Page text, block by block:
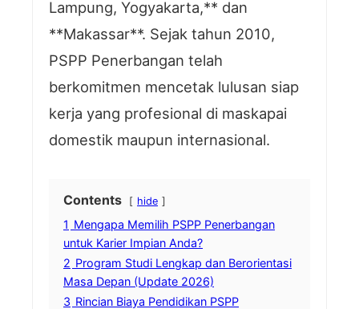
Lampung, Yogyakarta,** dan
**Makassar**. Sejak tahun 2010,
PSPP Penerbangan telah
berkomitmen mencetak lulusan siap
kerja yang profesional di maskapai
domestik maupun internasional.
Contents hide
1 Mengapa Memilih PSPP Penerbangan
untuk Karier Impian Anda?
2 Program Studi Lengkap dan Berorientasi
Masa Depan (Update 2026)
3 Rincian Biaya Pendidikan PSPP